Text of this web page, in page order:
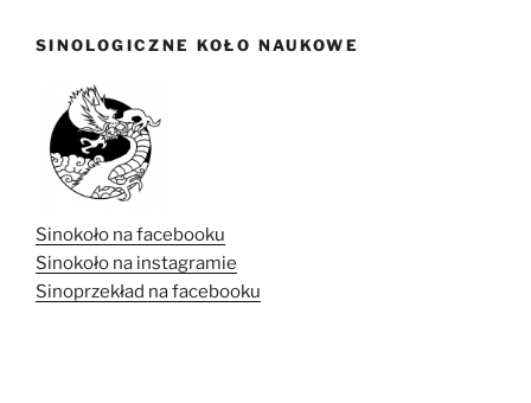
SINOLOGICZNE KOŁO NAUKOWE
Sinokoło na facebooku
Sinokoło na instagramie
Sinoprzekład na facebooku